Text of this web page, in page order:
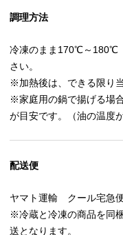
調理方法
冷凍のまま170℃～180℃
さい。
※加熱後は、できる限り
※家庭用の鍋で揚げる場
が目安です。（油の温度
配送便
ヤマト運輸 クール宅急便
※冷蔵と冷凍の商品を同
送となります。